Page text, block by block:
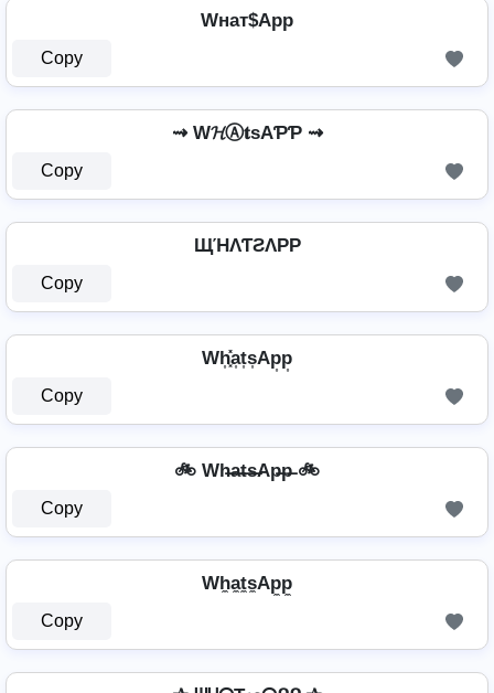
Wнат$App
Copy
⇝ W𝓗Ⓐ𝐭ѕAƤƤ ⇝
Copy
ЩΉΛƬƧΛPP
Copy
Wh͎͓̽a͎t͎s͎Ap͎p͎
Copy
🚲 Wh̶a̶t̶s̶Ap̶p̶ 🚲
Copy
Wh̼a̼t̼s̼Ap̼p̼
Copy